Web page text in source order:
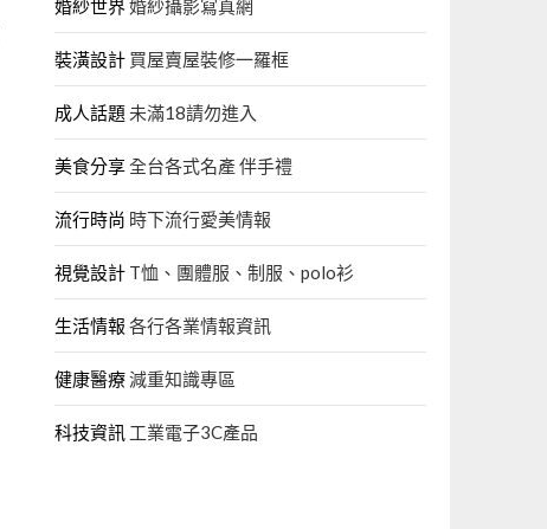
婚紗世界婚紗攝影寫真網
裝潢設計 買屋賣屋裝修一羅框
成人話題 未滿18請勿進入
美食分享全台各式名產 伴手禮
流行時尚 時下流行愛美情報
視覺設計 T恤、團體服、制服、polo衫
生活情報 各行各業情報資訊
健康醫療減重知識專區
科技資訊 工業電子3C產品